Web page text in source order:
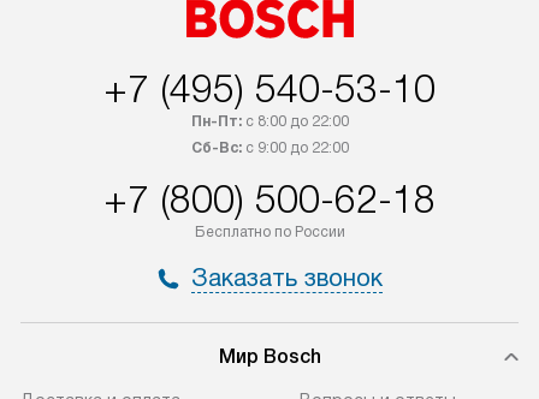
+7 (495) 540-53-10
Пн-Пт:с 8:00 до 22:00
Сб-Вс:с 9:00 до 22:00
+7 (800) 500-62-18
Бесплатно по России
Заказать звонок
Мир Bosch